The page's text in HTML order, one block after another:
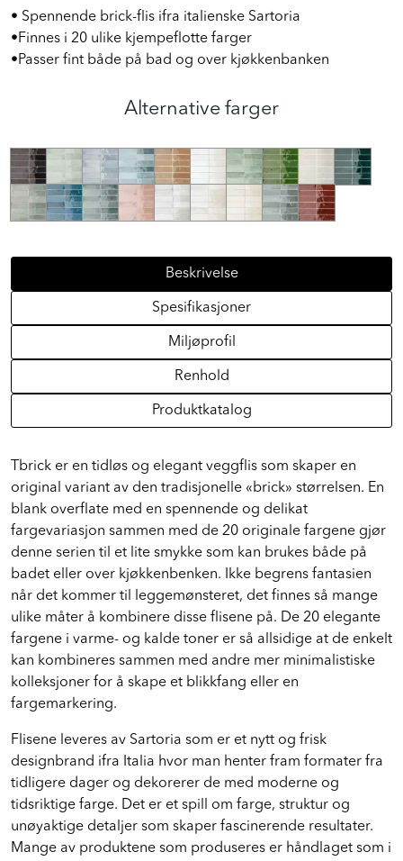
• Spennende brick-flis ifra italienske Sartoria
•Finnes i 20 ulike kjempeflotte farger
•Passer fint både på bad og over kjøkkenbanken
Alternative farger
Beskrivelse
Spesifikasjoner
Miljøprofil
Renhold
Produktkatalog
Tbrick er en tidløs og elegant veggflis som skaper en
original variant av den tradisjonelle «brick» størrelsen. En
blank overflate med en spennende og delikat
fargevariasjon sammen med de 20 originale fargene gjør
denne serien til et lite smykke som kan brukes både på
badet eller over kjøkkenbenken. Ikke begrens fantasien
når det kommer til leggemønsteret, det finnes så mange
ulike måter å kombinere disse flisene på. De 20 elegante
fargene i varme- og kalde toner er så allsidige at de enkelt
kan kombineres sammen med andre mer minimalistiske
kolleksjoner for å skape et blikkfang eller en
fargemarkering.
Flisene leveres av Sartoria som er et nytt og frisk
designbrand ifra Italia hvor man henter fram formater fra
tidligere dager og dekorerer de med moderne og
tidsriktige farge. Det er et spill om farge, struktur og
unøyaktige detaljer som skaper fascinerende resultater.
Mange av produktene som produseres er håndlaget som i